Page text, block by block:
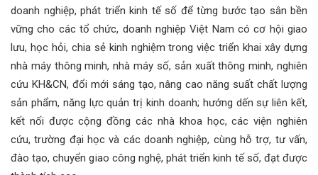
doanh nghiệp, phát triển kinh tế số để từng bước tạo sân bền
vững cho các tổ chức, doanh nghiệp Việt Nam có cơ hội giao
lưu, học hỏi, chia sẻ kinh nghiệm trong việc triển khai xây dựng
nhà máy thông minh, nhà máy số, sản xuất thông minh, nghiên
cứu KH&CN, đổi mới sáng tạo, nâng cao năng suất chất lượng
sản phẩm, năng lực quản trị kinh doanh; hướng dến sự liên kết,
kết nối được cộng đồng các nhà khoa học, các viện nghiên
cứu, trường đại học và các doanh nghiệp, cùng hỗ trợ, tư vấn,
đào tạo, chuyển giao công nghệ, phát triển kinh tế số, đạt được